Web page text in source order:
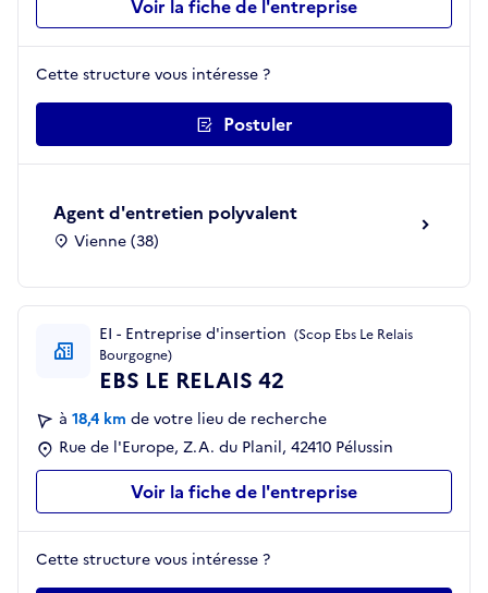
Voir la fiche de l'entreprise
Cette structure vous intéresse ?
Postuler
Agent d'entretien polyvalent
Vienne (38)
EI - Entreprise d'insertion (Scop Ebs Le Relais
Bourgogne)
EBS LE RELAIS 42
à 18,4 km de votre lieu de recherche
Rue de l'Europe, Z.A. du Planil, 42410 Pélussin
Voir la fiche de l'entreprise
Cette structure vous intéresse ?